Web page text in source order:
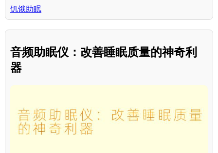
饥饿助眠
音频助眠仪：改善睡眠质量的神奇利
器